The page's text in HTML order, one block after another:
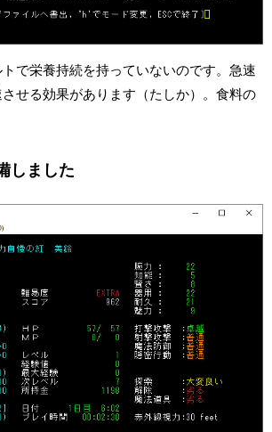
で栄養持続を持っていないのです。急速
せる効果があります（たしか）。食料の
しました